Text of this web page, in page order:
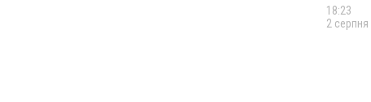
18:23
2 серпня